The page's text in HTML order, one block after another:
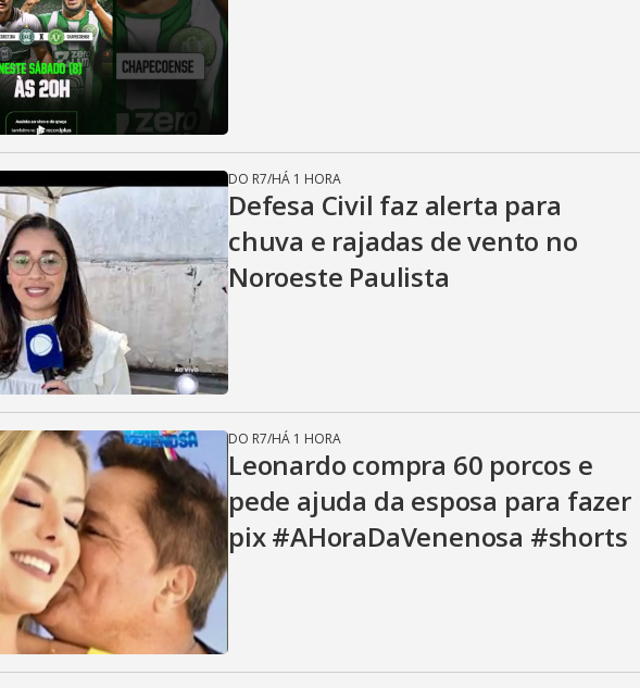
DO R7/HÁ 1 HORA
Defesa Civil faz alerta para
chuva e rajadas de vento no
Noroeste Paulista
DO R7/HÁ 1 HORA
Leonardo compra 60 porcos e
pede ajuda da esposa para fazer
pix #AHoraDaVenenosa #shorts